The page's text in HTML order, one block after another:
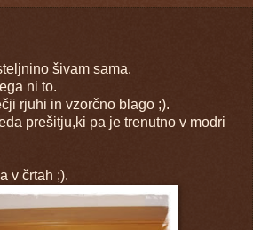
šivam sama.
ni to.
rjuhi in vzorčno blago ;).
prešitju,ki pa je trenutno v modri
v črtah ;).